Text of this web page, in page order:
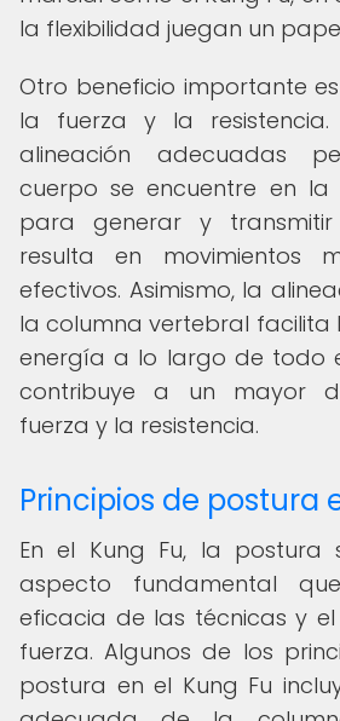
la flexibilidad juegan un
Otro beneficio importante
la fuerza y la
alineación adecuadas
cuerpo se encuentre en la
para generar y
resulta en movimientos
efectivos. Asimismo, la
la columna vertebral facilita
energía a lo largo de todo
contribuye a un mayor
fuerza y la resistencia.
Principios de postura
En el Kung Fu, la postura
aspecto fundamental
eficacia de las técnicas y
fuerza. Algunos de los
postura en el Kung Fu